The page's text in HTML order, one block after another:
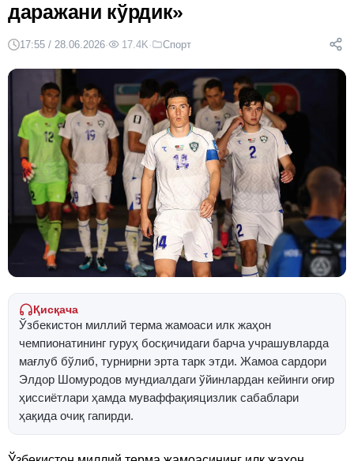
даражани кўрдик»
17:55 / 28.06.2026· 17.4K· Спорт
Қисқача
Ўзбекистон миллий терма жамоаси илк жаҳон
чемпионатининг гуруҳ босқичидаги барча учрашувларда
мағлуб бўлиб, турнирни эрта тарк этди. Жамоа сардори
Элдор Шомуродов мундиалдаги ўйинлардан кейинги оғир
ҳиссиётлари ҳамда муваффақияцизлик сабаблари
ҳақида очиқ гапирди.